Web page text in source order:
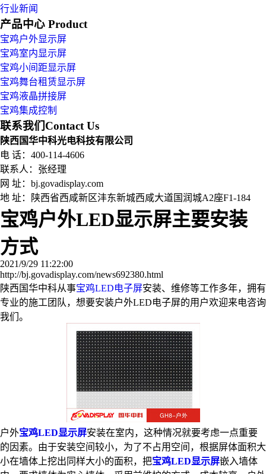
行业新闻
产品中心 Product
宝鸡户外显示屏
宝鸡室内显示屏
宝鸡小间距显示屏
宝鸡舞台租赁显示屏
宝鸡液晶拼接屏
宝鸡集成控制
联系我们Contact Us
陕西国华中科光电科技有限公司
电 话：400-114-4606
联系人：张经理
网 址：bj.govadisplay.com
地 址：
陕西省西咸新区沣东新城西咸大道国润城A2座F1-184
宝鸡户外LED显示屏主要安装
方式
2021/9/29 11:22:00
http://bj.govadisplay.com/news692380.html
陕西国华中科从事宝鸡LED电子屏安装、维修等工作多年，拥有
专业的施工团队，想要安装户外LED电子屏的用户欢迎来电咨询
我们。
户外宝鸡LED显示屏安装在室内，这种情况就要考虑一点重要
的因素。由于安装空间较小，为了不占用空间，根据屏体面积大
小在墙体上挖出同样大小的面积，把宝鸡LED显示屏嵌入墙体